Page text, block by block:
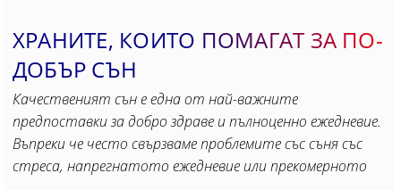
ХРАНИТЕ, КОИТО ПОМАГАТ ЗА ПО-
ДОБЪР СЪН
Качественият сън е една от най-важните
предпоставки за добро здраве и пълноценно ежедневие.
Въпреки че често свързваме проблемите със съня със
стреса, напрегнатото ежедневие или прекомерното